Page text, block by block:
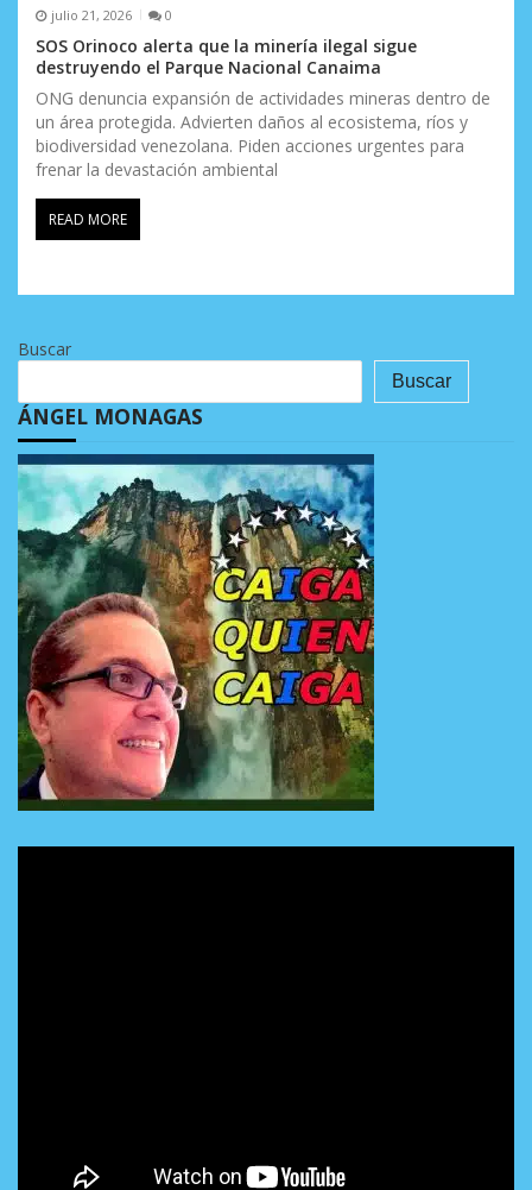
julio 21, 2026 0
SOS Orinoco alerta que la minería ilegal sigue
destruyendo el Parque Nacional Canaima
ONG denuncia expansión de actividades mineras dentro de
un área protegida. Advierten daños al ecosistema, ríos y
biodiversidad venezolana. Piden acciones urgentes para
frenar la devastación ambiental
READ MORE
Buscar
Buscar
ÁNGEL MONAGAS